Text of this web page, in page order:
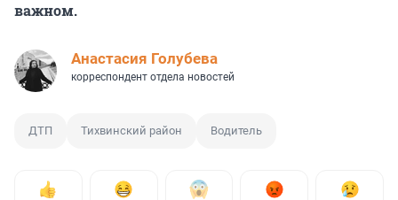
важном.
Анастасия Голубева
корреспондент отдела новостей
ДТП Тихвинский район Водитель